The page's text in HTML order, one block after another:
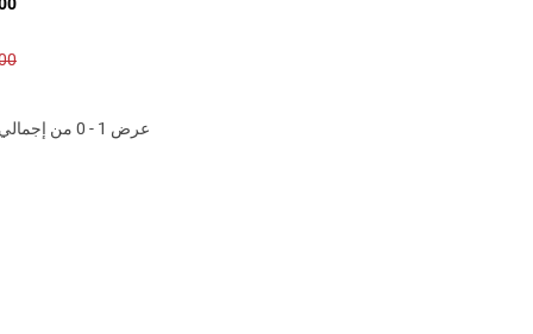
عرض 1 - 0 من إجمالي 6 المنتجات